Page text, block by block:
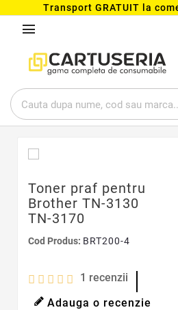
Transport GRATUIT la
menu
Toner praf pentru
Brother TN-3130
TN-3170
Cod Produs: BRT200-4
1 recenzii
Adauga o recenzie